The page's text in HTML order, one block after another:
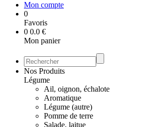
Mon compte
0
Favoris
0 0.0 €
Mon panier
Nos Produits
Légume
Ail, oignon, échalote
Aromatique
Légume (autre)
Pomme de terre
Salade, laitue